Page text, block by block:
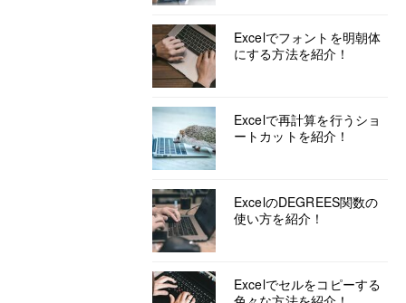
Excelでフォントを明朝体
にする方法を紹介！
Excelで再計算を行うショ
ートカットを紹介！
ExcelのDEGREES関数の
使い方を紹介！
Excelでセルをコピーする